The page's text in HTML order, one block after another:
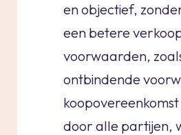
en objectief,
een betere
voorwaarden,
ontbindende
door alle partijen,